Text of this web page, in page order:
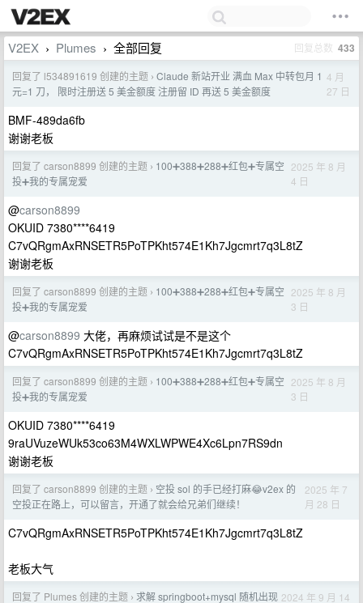
V2EX › Plumes › 全部回复 回复总数 433
回复了 l534891619 创建的主题 › Claude 新站开业 满血 Max 中转包月 1
元=1 刀， 限时注册送 5 美金额度 注册留 ID 再送 5 美金额度
4 月
27 日
BMF-489da6fb
谢谢老板
回复了 carson8899 创建的主题 › 100➕388➕288➕红包➕专属空
投➕我的专属宠爱
2025 年 8 月
4 日
@carson8899
OKUID 7380****6419
C7vQRgmAxRNSETR5PoTPKht574E1Kh7Jgcmrt7q3L8tZ
谢谢老板
回复了 carson8899 创建的主题 › 100➕388➕288➕红包➕专属空
投➕我的专属宠爱
2025 年 8 月
3 日
@carson8899 大佬，再麻烦试试是不是这个
C7vQRgmAxRNSETR5PoTPKht574E1Kh7Jgcmrt7q3L8tZ
回复了 carson8899 创建的主题 › 100➕388➕288➕红包➕专属空
投➕我的专属宠爱
2025 年 8 月
3 日
OKUID 7380****6419
9raUVuzeWUk53co63M4WXLWPWE4Xc6Lpn7RS9dn
谢谢老板
回复了 carson8899 创建的主题 › 空投 sol 的手已经打麻😂v2ex 的
空投正在路上，可以留言，开通了就会给兄弟们继续！
2025 年 7
月 28 日
C7vQRgmAxRNSETR5PoTPKht574E1Kh7Jgcmrt7q3L8tZ
老板大气
回复了 Plumes 创建的主题 › 求解 springboot+mysql 随机出现 2024 年 9 月 14